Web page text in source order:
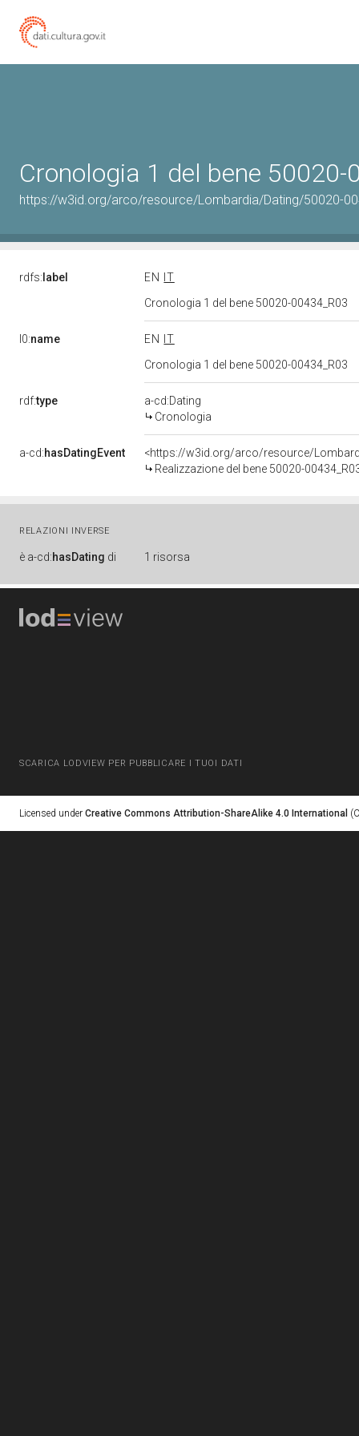
Cronologia 1 del bene 50020-
https://w3id.org/arco/resource/Lombardia/Dating/50020-
rdfs: label EN
IT
Cronologia 1 del bene 50020-00434_R03
l0:name EN
IT
Cronologia 1 del bene 50020-00434_R03
rdf:type
a-cd:Dating
Cronologia
a-cd:hasDatingEvent
<https://w3id.org/arco/resource/
Realizzazione del bene 50020-
RELAZIONI INVERSE
è a-cd:hasDating di 1 risorsa
SCARICA LODVIEW PER PUBBLICARE I TUOI DATI
Licensed under Creative Commons Attribution-ShareAlike 4.0 International